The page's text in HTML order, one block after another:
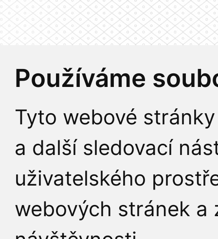
Používáme
Tyto webové
a další sledovací
uživatelského
webových stránek a